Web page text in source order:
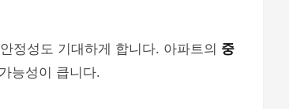
정성도 기대하게 합니다. 아파트의 중
능성이 큽니다.